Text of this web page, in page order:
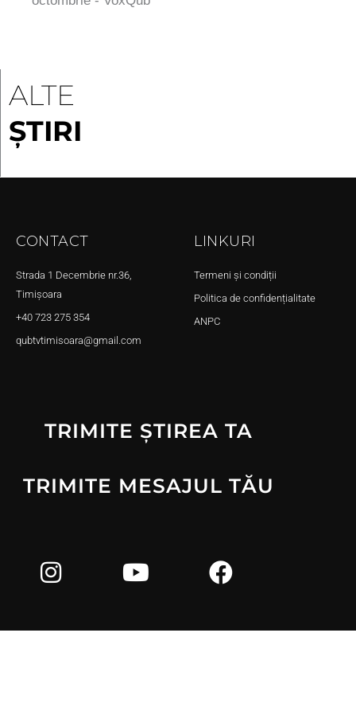
ALTE
ȘTIRI
CONTACT
Strada 1 Decembrie nr.36,
Timișoara
+40 723 275 354
qubtvtimisoara@gmail.com
LINKURI
Termeni și condiții
Politica de confidențialitate
ANPC
TRIMITE ȘTIREA TA
TRIMITE MESAJUL TĂU